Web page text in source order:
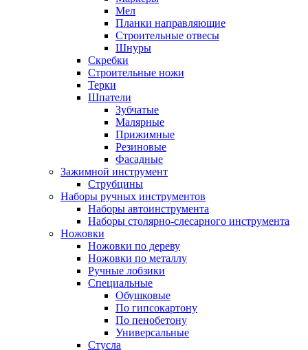
Мел
Планки направляющие
Строительные отвесы
Шнуры
Скребки
Строительные ножи
Терки
Шпатели
Зубчатые
Малярные
Прижимные
Резиновые
Фасадные
Зажимной инструмент
Струбцины
Наборы ручных инструментов
Наборы автоинструмента
Наборы столярно-слесарного инструмента
Ножовки
Ножовки по дереву
Ножовки по металлу
Ручные лобзики
Специальные
Обушковые
По гипсокартону
По пенобетону
Универсальные
Стусла